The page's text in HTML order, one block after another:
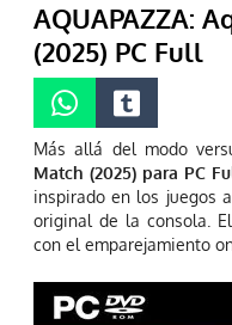
AQUAPAZZA:
(2025) PC Full
Más allá del modo
Match (2025) para PC
inspirado en los juegos
original de la consola.
con el emparejamiento